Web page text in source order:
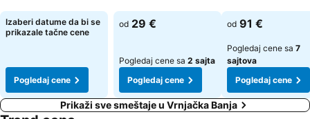
Izaberi datume da bi se
prikazale tačne cene
Pogledaj cene
Pogledaj cene
od 29 €
Pogledaj cene sa 2 sajta
Pogledaj cene
Pogledaj cene
od 91 €
Pogledaj cene sa 7
sajtova
Pogledaj cene
Prikaži sve smeštaje u Vrnjačka Banja